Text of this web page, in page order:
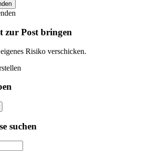
zur Post bringen
Risiko verschicken.
suchen